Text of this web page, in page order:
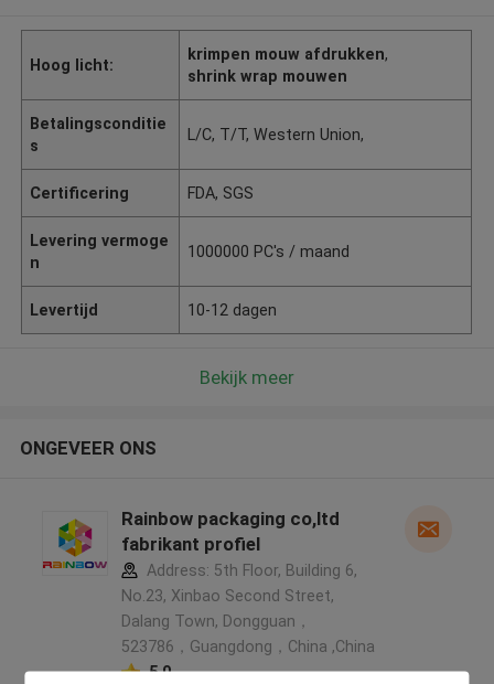
Hoog licht:
krimpen mouw afdrukken,
shrink wrap mouwen
Betalingsconditie
s
L/C, T/T, Western Union,
Certificering FDA, SGS
Levering vermoge
n
1000000 PC's / maand
Levertijd 10-12 dagen
Bekijk meer
ONGEVEER ONS
Rainbow packaging co,ltd
fabrikant profiel
Address: 5th Floor, Building 6,
No.23, Xinbao Second Street,
Dalang Town, Dongguan，
523786，Guangdong，China ,China
5.0